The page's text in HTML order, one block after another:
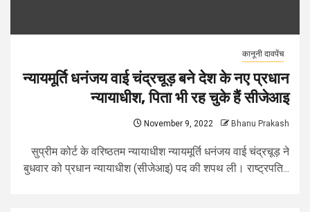
कानूनी दावपेंच
न्यायमूर्ति धनंजय वाई चंद्रचूड़ बने देश के नए प्रधान
न्यायाधीश, पिता भी रह चुके हैं सीजेआइ
November 9, 2022 Bhanu Prakash
सुप्रीम कोर्ट के वरिष्ठतम न्यायाधीश न्यायमूर्ति धनंजय वाई चंद्रचूड़ ने
बुधवार को प्रधान न्यायाधीश (सीजेआइ) पद की शपथ ली। राष्ट्रपति...